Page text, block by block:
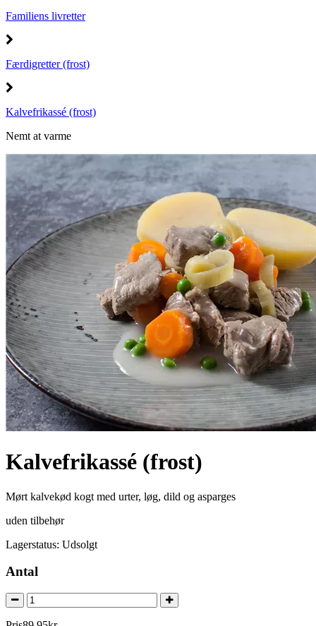
Familiens livretter
Færdigretter (frost)
Kalvefrikassé (frost)
Nemt at varme
Kalvefrikassé (frost)
Mørt kalvekød kogt med urter, løg, dild og asparges
uden tilbehør
Lagerstatus: Udsolgt
Antal